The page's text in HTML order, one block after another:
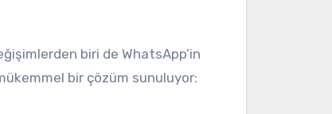
biri de WhatsApp’in
bir çözüm sunuluyor: